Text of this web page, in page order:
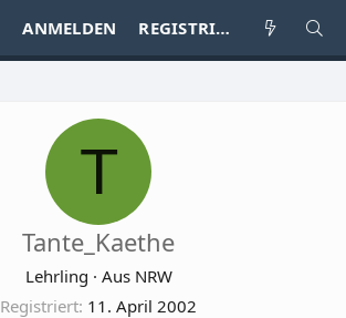
ANMELDEN REGISTRIEREN
T
Tante_Kaethe
Lehrling · Aus NRW
Registriert 11. April 2002